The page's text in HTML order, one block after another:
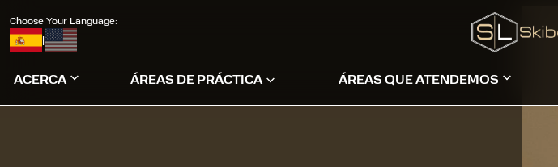
Choose Your Language:
|
ACERCA ÁREAS DE PRÁCTICA ÁREAS QUE ATENDEMOS